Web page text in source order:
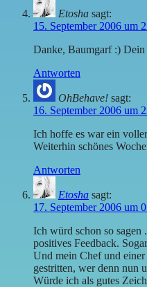
Etosha sagt:
15. September 2006 um
Danke, Baumgarf :)
Antworten
OhBehave! sagt:
16. September 2006 um
Ich hoffe es war ein
Weiterhin schönes
Antworten
Etosha sagt:
17. September 2006 um
Ich würd schon so sagen
positives Feedback.
Und mein Chef und
gestritten, wer denn nun
Würde ich als gutes